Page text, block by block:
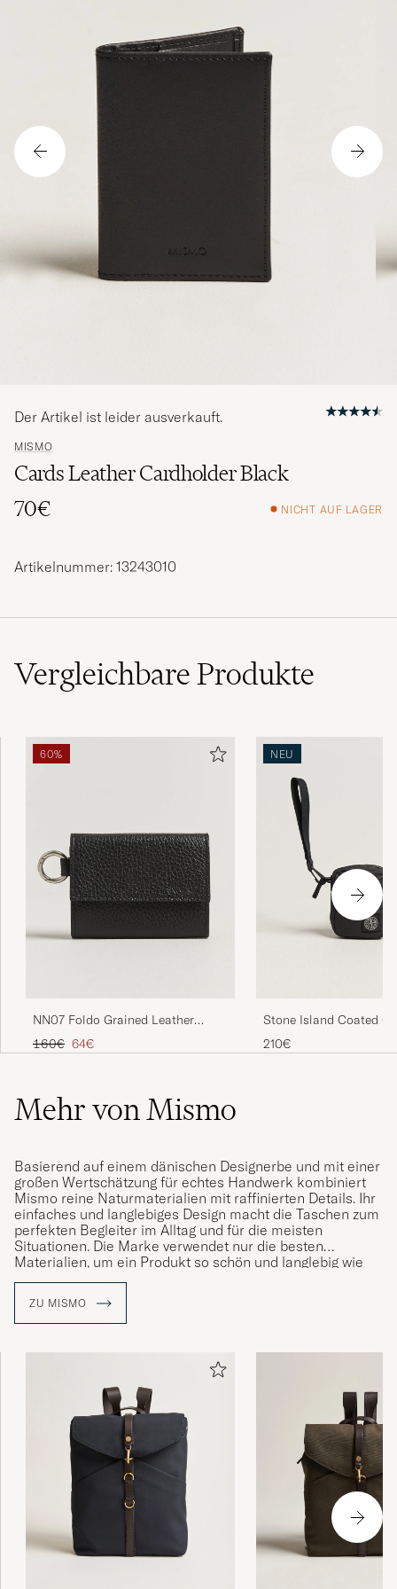
MISMO
Cards Leather Cardholder Black
70€
NICHT AUF LAGER
Der Artikel ist leider ausverkauft.
Artikelnummer: 13243010
VergleichbareProdukte
60%
NN07 Foldo Grained Leather
Wallet Black
Regulärer Preis
160€ Reduzierter Preis
64€
NEU
Stone Island Coated
Ripstop Wallet Black
210€
Mehr von Mismo
Basierend auf einem dänischen Designerbe und mit einer
großen Wertschätzung für echtes Handwerk kombiniert
Mismo reine Naturmaterialien mit raffinierten Details. Ihr
einfaches und langlebiges Design macht die Taschen zum
perfekten Begleiter im Alltag und für die meisten
Situationen. Die Marke verwendet nur die besten
Materialien, um ein Produkt so schön und langlebig wie
möglich zu machen und damit es schließlich eine schöne
ZU MISMO